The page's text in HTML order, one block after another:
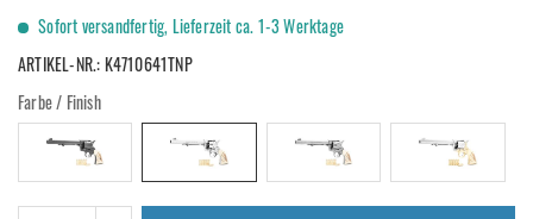
Sofort versandfertig, Lieferzeit ca. 1-3 Werktage
ARTIKEL-NR.:K4710641TNP
Farbe / Finish